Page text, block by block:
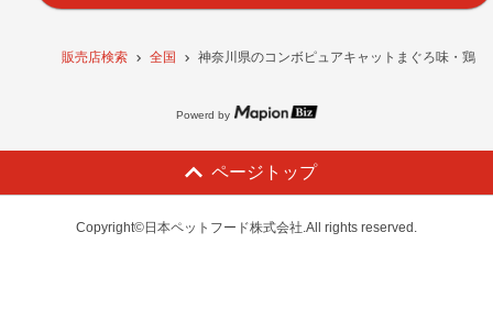
販売店検索 全国 神奈川県のコンボピュアキャットまぐろ味・鶏
Powerd by
ページトップ
Copyright©日本ペットフード株式会社.All rights reserved.